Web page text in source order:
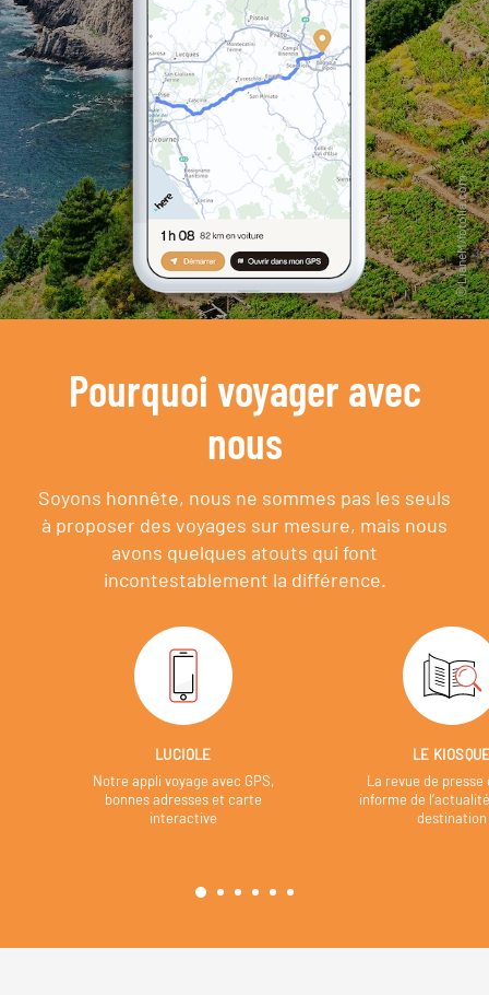
Pourquoi voyager avec
nous
Soyons honnête, nous ne sommes pas les seuls
à proposer des voyages sur mesure, mais nous
avons quelques atouts qui font
incontestablement la différence.
LUCIOLE
Notre appli voyage avec GPS,
bonnes adresses et carte
interactive
LE
La revue de presse
informe de
destination